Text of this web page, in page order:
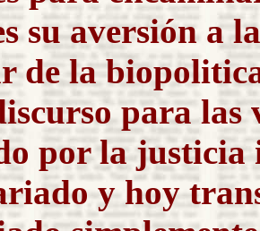
su aversión a
de la
para las
por la justicia
y hoy